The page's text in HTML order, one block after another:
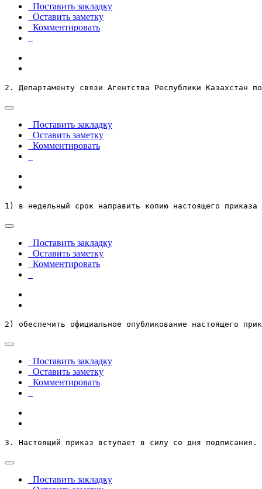
Поставить закладку
Оставить заметку
Комментировать
2. Департаменту связи Агентства Республики
Поставить закладку
Оставить заметку
Комментировать
1) в недельный срок направить копию настоящего
Поставить закладку
Оставить заметку
Комментировать
2) обеспечить официальное опубликование настоящего
Поставить закладку
Оставить заметку
Комментировать
3. Настоящий приказ вступает в силу со дня подписания.
Поставить закладку